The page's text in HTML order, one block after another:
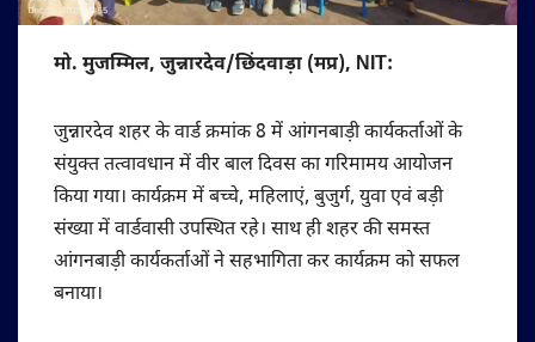
मो. मुजम्मिल, जुन्नारदेव/छिंदवाड़ा (मप्र), NIT:
जुन्नारदेव शहर के वार्ड क्रमांक 8 में आंगनबाड़ी कार्यकर्ताओं के
संयुक्त तत्वावधान में वीर बाल दिवस का गरिमामय आयोजन
किया गया। कार्यक्रम में बच्चे, महिलाएं, बुजुर्ग, युवा एवं बड़ी
संख्या में वार्डवासी उपस्थित रहे। साथ ही शहर की समस्त
आंगनबाड़ी कार्यकर्ताओं ने सहभागिता कर कार्यक्रम को सफल
बनाया।